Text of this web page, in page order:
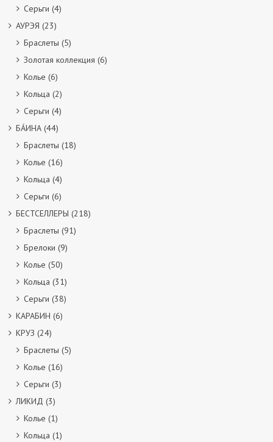
Серьги (4)
АУРЭЯ (23)
Браслеты (5)
Золотая коллекция (6)
Колье (6)
Кольца (2)
Серьги (4)
БÁИНА (44)
Браслеты (18)
Колье (16)
Кольца (4)
Серьги (6)
БЕСТСЕЛЛЕРЫ (218)
Браслеты (91)
Брелоки (9)
Колье (50)
Кольца (31)
Серьги (38)
КАРАБИН (6)
КРУЗ (24)
Браслеты (5)
Колье (16)
Серьги (3)
ЛИКИД (3)
Колье (1)
Кольца (1)